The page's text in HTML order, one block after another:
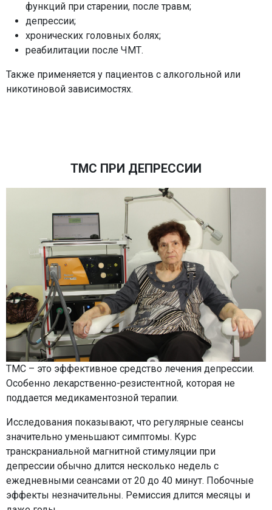
функций при старении, после травм;
депрессии;
хронических головных болях;
реабилитации после ЧМТ.
Также применяется у пациентов с алкогольной или
никотиновой зависимостях.
ТМС ПРИ ДЕПРЕССИИ
ТМС – это эффективное средство лечения депрессии.
Особенно лекарственно-резистентной, которая не
поддается медикаментозной терапии.
Исследования показывают, что регулярные сеансы
значительно уменьшают симптомы. Курс
транскраниальной магнитной стимуляции при
депрессии обычно длится несколько недель с
ежедневными сеансами от 20 до 40 минут. Побочные
эффекты незначительны. Ремиссия длится месяцы и